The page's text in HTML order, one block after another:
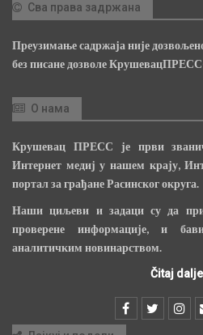
Сва права задржана
Преузимање садржаја није
без писане дозволе
О нама
Крушевац ПРЕСС је први
Интернет медиј у нашем крају,
портал за грађане Расинског округа.
Наши циљеви и задаци су да
проверене информације, и
аналитичким новинарством.
Čitaj